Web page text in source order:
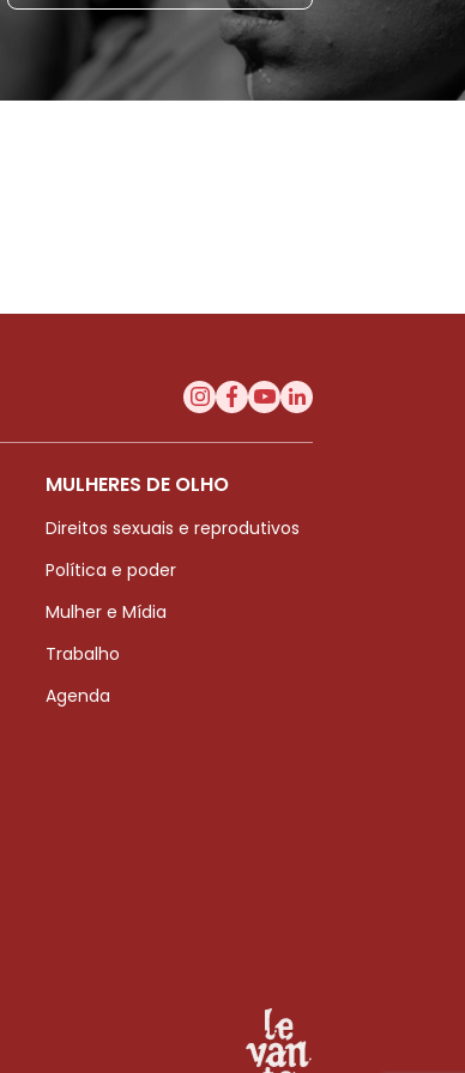
MULHERES DE OLHO
Direitos sexuais e reprodutivos
Política e poder
Mulher e Mídia
Trabalho
Agenda